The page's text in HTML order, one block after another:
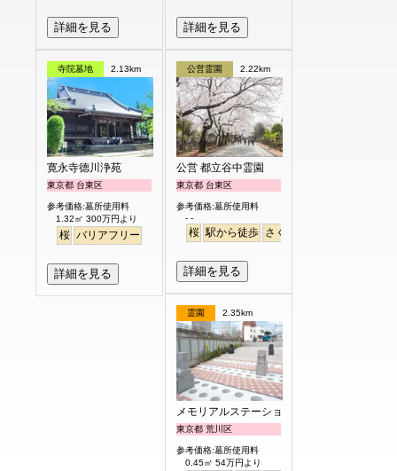
詳細を見る 詳細を見る
寺院墓地 2.13km
寛永寺德川浄苑
東京都 台東区
参考価格:墓所使用料
1.32㎡ 300万円より
桜 バリアフリー
詳細を見る
公営霊園 2.22km
公営 都立谷中霊園
東京都 台東区
参考価格:墓所使用料
- -
桜 駅から徒歩 さくら
詳細を見る
霊園 2.35km
メモリアルステーション南千住
東京都 荒川区
参考価格:墓所使用料
0.45㎡ 54万円より